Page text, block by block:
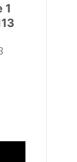
1